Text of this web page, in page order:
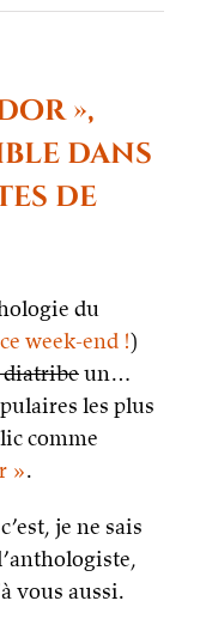
»,
dans
de
du
week-end !)
un…
les plus
comme
».
je ne sais
vous aussi.